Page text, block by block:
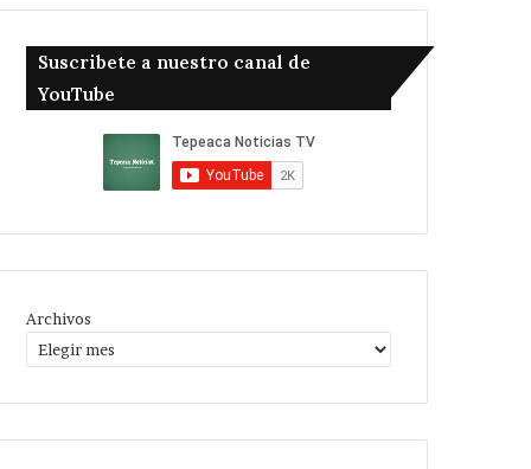
Suscribete a nuestro canal de
YouTube
Archivos